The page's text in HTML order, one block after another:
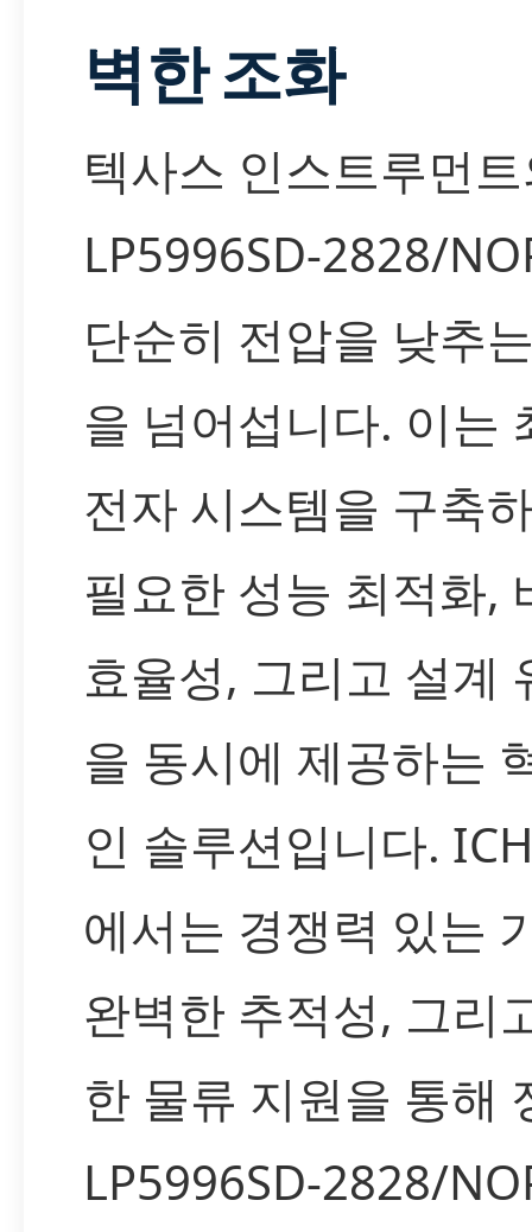
벽한 조화
텍사스 인스트루먼
LP5996SD-2828/
단순히 전압을 낮추
을 넘어섭니다. 이는
전자 시스템을 구축
필요한 성능 최적화,
효율성, 그리고 설계
을 동시에 제공하는
인 솔루션입니다.
에서는 경쟁력 있는
완벽한 추적성, 그리
한 물류 지원을 통해
LP5996SD-2828/